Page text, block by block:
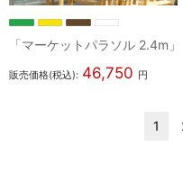
「マーケットパラソル 2.4m」
販売価格(税込): 46,750 円
1